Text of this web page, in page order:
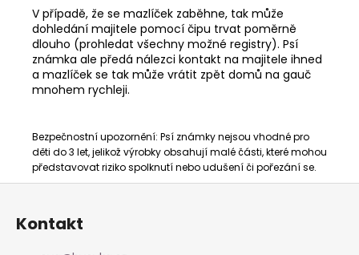
V případě, že se mazlíček zaběhne, tak může
dohledání majitele pomocí čipu trvat poměrně
dlouho (prohledat všechny možné registry). Psí
známka ale předá nálezci kontakt na majitele ihned
a mazlíček se tak může vrátit zpět domů na gauč
mnohem rychleji.
Bezpečnostní upozornění: Psí známky nejsou vhodné pro
děti do 3 let, jelikož výrobky obsahují malé části, které mohou
představovat riziko spolknutí nebo udušení či pořezání se.
Kontakt